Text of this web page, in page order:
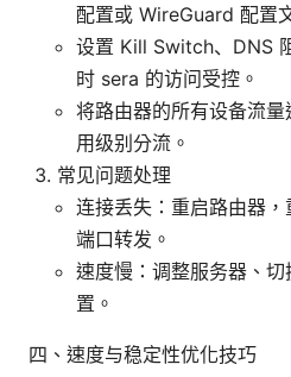
配置或 WireGuard 配置
设置 Kill Switch、DNS
时 sera 的访问受控。
将路由器的所有设备流
用级别分流。
常见问题处理
连接丢失：重启路由器
端口转发。
速度慢：调整服务器、
置。
四、速度与稳定性优化技巧